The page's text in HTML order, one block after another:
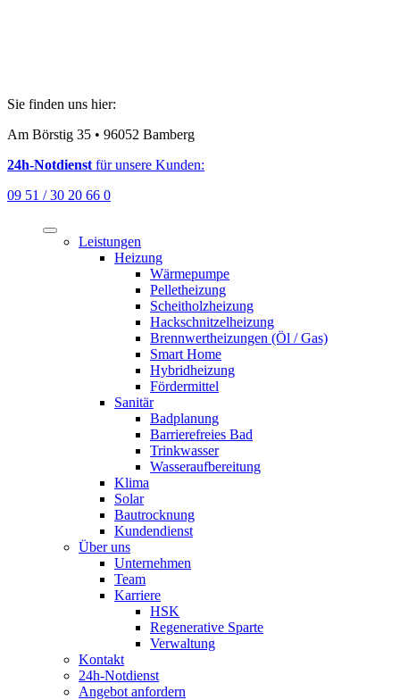
Sie finden uns hier:
Am Börstig 35 • 96052 Bamberg
24h-Notdienst für unsere Kunden:
09 51 / 30 20 66 0
Leistungen
Heizung
Wärmepumpe
Pelletheizung
Scheitholzheizung
Hackschnitzelheizung
Brennwertheizungen (Öl / Gas)
Smart Home
Hybridheizung
Fördermittel
Sanitär
Badplanung
Barrierefreies Bad
Trinkwasser
Wasseraufbereitung
Klima
Solar
Bautrocknung
Kundendienst
Über uns
Unternehmen
Team
Karriere
HSK
Regenerative Sparte
Verwaltung
Kontakt
24h-Notdienst
Angebot anfordern